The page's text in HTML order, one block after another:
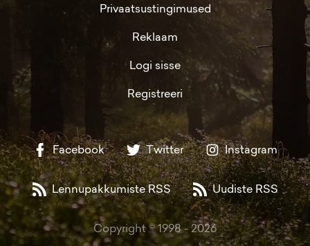
Privaatsustingimused
Reklaam
Logi sisse
Registreeri
Facebook Twitter Instagram
Lennupakkumiste RSS Uudiste RSS
Copyright © 1998 -2026